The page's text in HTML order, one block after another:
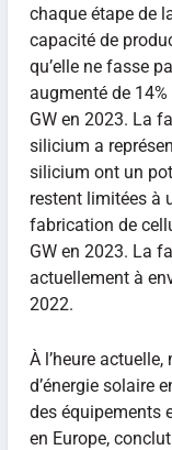
chaque étape de
capacité de
qu’elle ne fasse
augmenté de
GW en 2023. La
silicium a
silicium ont un
restent limitées à
fabrication de
GW en 2023. La
actuellement à
2022.
À l’heure
d’énergie solaire
des équipements
en Europe, conclut